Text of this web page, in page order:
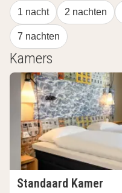
1 nacht 2 nachten
7 nachten
Kamers
Standaard Kamer